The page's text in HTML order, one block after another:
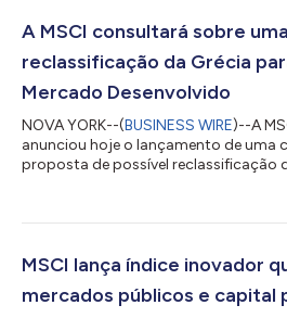
as medidas anunciadas por ambos
essas questões e observando o
A MSCI consultará sobre
reclassificação da Grécia
Mercado Desenvolvido
NOVA YORK--(BUSINESS WIRE)--A
anunciou hoje o lançamento de uma
proposta de possível reclassificação
Revisão de Índices de agosto de
reconheceu que o mercado grego
com os padrões de acessibilidade
Me...
MSCI lança índice inovador
mercados públicos e capital